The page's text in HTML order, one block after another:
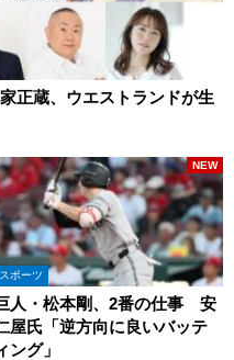
正蔵、ウエストランドが生
スポーツ
人・松本剛、2番の仕事 安
屋氏「逆方向に良いバッテ
ング」
NEW